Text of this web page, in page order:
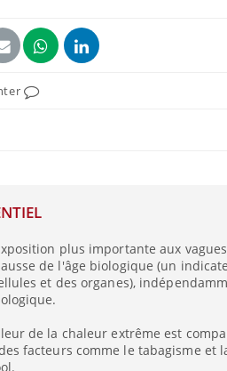
plus importante aux
de l'âge biologique (un
et des organes),
de la chaleur extrême est
facteurs comme le tabagisme et